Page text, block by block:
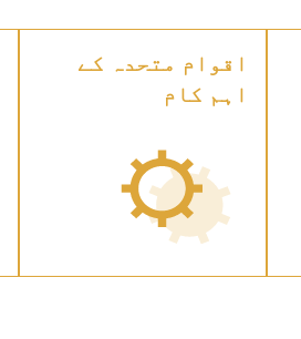
اقوام متحدہ کے
اہم کام